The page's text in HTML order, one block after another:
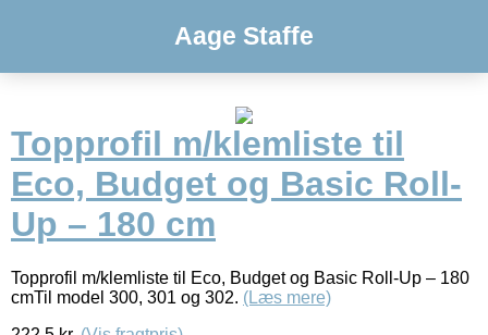
Aage Staffe
Topprofil m/klemliste til
Eco, Budget og Basic Roll-
Up – 180 cm
Topprofil m/klemliste til Eco, Budget og Basic Roll-Up – 180
cmTil model 300, 301 og 302. (Læs mere)